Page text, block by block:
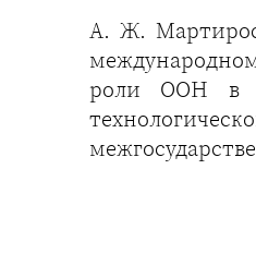
А. Ж.
роли ООН в